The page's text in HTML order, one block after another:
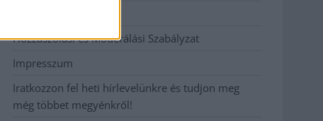
Hozzászólási és Moderálási Szabályzat
Impresszum
Iratkozzon fel heti hírlevelünkre és tudjon meg
még többet megyénkről!